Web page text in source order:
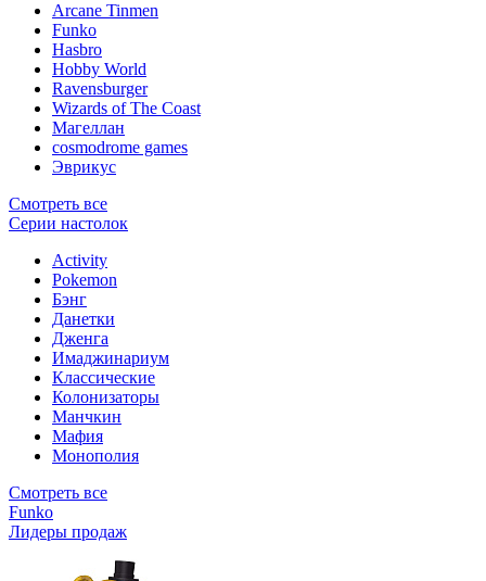
Arcane Tinmen
Funko
Hasbro
Hobby World
Ravensburger
Wizards of The Coast
Магеллан
сosmodrome games
Эврикус
Смотреть все
Серии настолок
Activity
Pokemon
Бэнг
Данетки
Дженга
Имаджинариум
Классические
Колонизаторы
Манчкин
Мафия
Монополия
Смотреть все
Funko
Лидеры продаж